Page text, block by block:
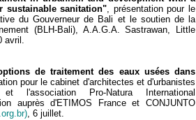
sustainable sanitation", présentation pour le
du Gouverneur de Bali et le soutien de la
(BLH-Bali), A.A.G.A. Sastrawan, Little
avril.
de traitement des eaux usées dans
pour le cabinet d'architectes et d'urbanistes
Pro-Natura International
auprès d'ETIMOS France et CONJUNTO
, 6 juillet.